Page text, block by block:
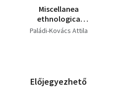
Miscellanea
ethnologica
carpatho-balcanica 6.
Paládi-Kovács Attila
Előjegyezhető